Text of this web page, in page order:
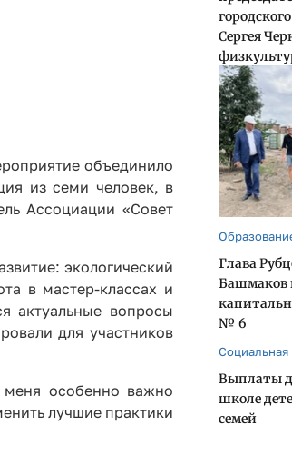
объединило
из семи человек, в
Ассоциации «Совет
экологический
в мастер-классах и
актуальные вопросы
для участников
меня особенно важно
лучшие практики
Сергея
Глава
Башмаков
№ 6
Социальная
Выплаты
школе
семей